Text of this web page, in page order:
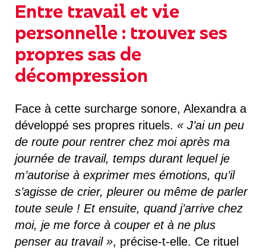
Entre travail et vie
personnelle : trouver ses
propres sas de
décompression
Face à cette surcharge sonore, Alexandra a
développé ses propres rituels. « J’ai un peu
de route pour rentrer chez moi après ma
journée de travail, temps durant lequel je
m’autorise à exprimer mes émotions, qu’il
s’agisse de crier, pleurer ou même de parler
toute seule ! Et ensuite, quand j’arrive chez
moi, je me force à couper et à ne plus
penser au travail », précise-t-elle. Ce rituel